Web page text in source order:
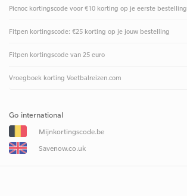
Picnoc kortingscode voor €10 korting op je eerste bestelling
Fitpen kortingscode: €25 korting op je jouw bestelling
Fitpen kortingscode van 25 euro
Vroegboek korting Voetbalreizen.com
Go international
Mijnkortingscode.be
Savenow.co.uk